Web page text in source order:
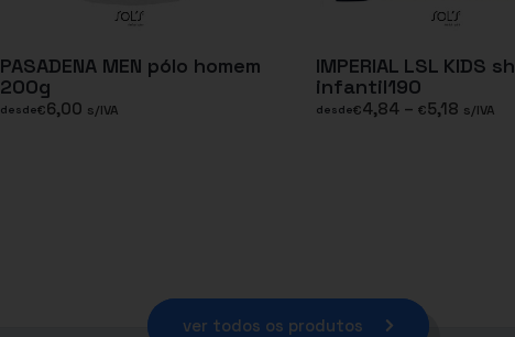
PASADENA MEN pólo homem
200g
desde€6,00 s/IVA
IMPERIAL LSL KIDS
infantil190
desde€4,84 – €5,18 s/IVA
ver todos os produtos